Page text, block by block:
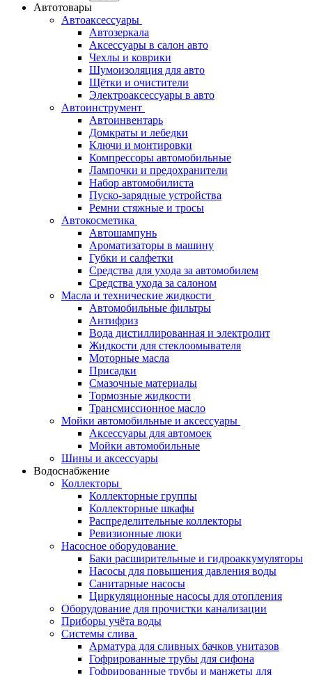
Автотовары
Автоаксессуары
Автозеркала
Аксессуары в салон авто
Чехлы и коврики
Шумоизоляция для авто
Щётки и очистители
Электроаксессуары в авто
Автоинструмент
Автоинвентарь
Домкраты и лебедки
Ключи и монтировки
Компрессоры автомобильные
Лампочки и предохранители
Набор автомобилиста
Пуско-зарядные устройства
Ремни стяжные и тросы
Автокосметика
Автошампунь
Ароматизаторы в машину
Губки и салфетки
Средства для ухода за автомобилем
Средства ухода за салоном
Масла и технические жидкости
Автомобильные фильтры
Антифриз
Вода дистиллированная и электролит
Жидкости для стеклоомывателя
Моторные масла
Присадки
Смазочные материалы
Тормозные жидкости
Трансмиссионное масло
Мойки автомобильные и аксессуары
Аксессуары для автомоек
Мойки автомобильные
Шины и аксессуары
Водоснабжение
Коллекторы
Коллекторные группы
Коллекторные шкафы
Распределительные коллекторы
Ревизионные люки
Насосное оборудование
Баки расширительные и гидроаккумуляторы
Насосы для повышения давления воды
Санитарные насосы
Циркуляционные насосы для отопления
Оборудование для прочистки канализации
Приборы учёта воды
Системы слива
Арматура для сливных бачков унитазов
Гофрированные трубы для сифона
Гофрированные трубы и манжеты для